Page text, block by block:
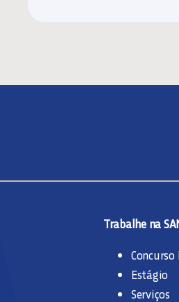
Trabalhe na
Estágio
Serviços